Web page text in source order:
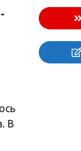
В